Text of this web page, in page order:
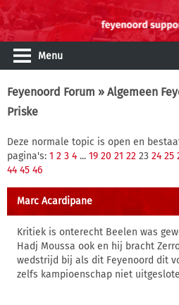
Menu
Feyenoord Forum » Algemeen
Priske
Deze normale topic is open en
pagina's: 1 2 3 4 ... 19 20 21 22 23 24 25
44 45 46
Marc Acardipane
Kritiek is onterecht Beelen was
Hadj Moussa ook en hij bracht
wedstrijd bij als dit Feyenoord dit
zelfs kampioenschap niet